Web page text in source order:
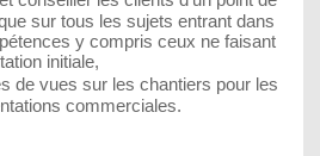
sur tous les sujets entrant dans
y compris ceux ne faisant
initiale,
vues sur les chantiers pour les
commerciales.